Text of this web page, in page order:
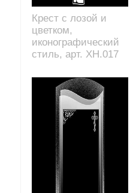
Крест с лозой и
цветком,
иконографический
стиль, арт. XH.017